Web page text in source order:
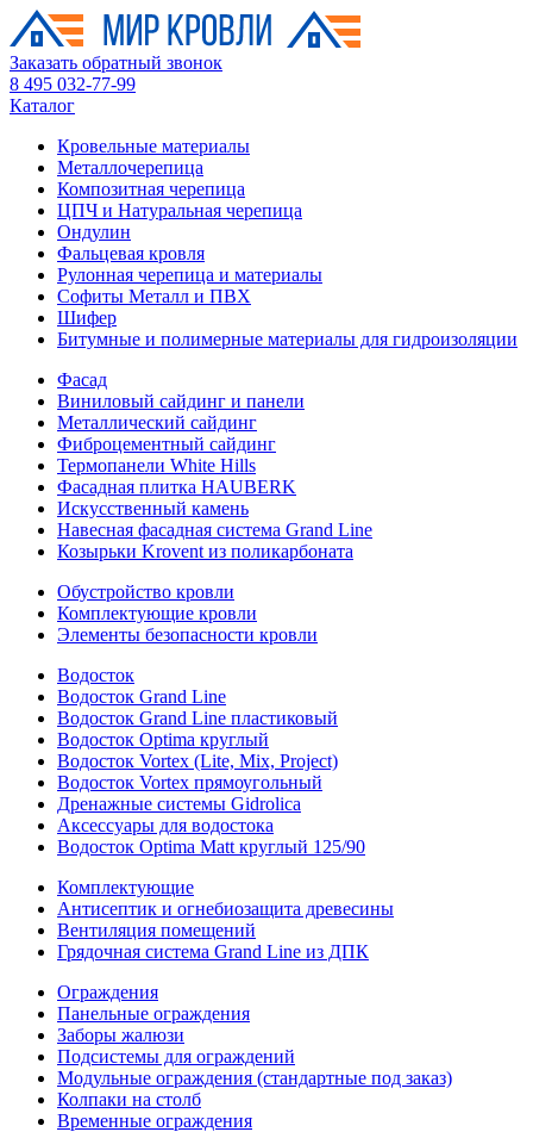
Заказать обратный звонок
8 495 032-77-99
Каталог
Кровельные материалы
Металлочерепица
Композитная черепица
ЦПЧ и Натуральная черепица
Ондулин
Фальцевая кровля
Рулонная черепица и материалы
Софиты Металл и ПВХ
Шифер
Битумные и полимерные материалы для гидроизоляции
Фасад
Виниловый сайдинг и панели
Металлический сайдинг
Фиброцементный сайдинг
Термопанели White Hills
Фасадная плитка HAUBERK
Искусственный камень
Навесная фасадная система Grand Line
Козырьки Krovent из поликарбоната
Обустройство кровли
Комплектующие кровли
Элементы безопасности кровли
Водосток
Водосток Grand Line
Водосток Grand Line пластиковый
Водосток Optima круглый
Водосток Vortex (Lite, Mix, Project)
Водосток Vortex прямоугольный
Дренажные системы Gidrolica
Аксессуары для водостока
Водосток Optima Matt круглый 125/90
Комплектующие
Антисептик и огнебиозащита древесины
Вентиляция помещений
Грядочная система Grand Line из ДПК
Ограждения
Панельные ограждения
Заборы жалюзи
Подсистемы для ограждений
Модульные ограждения (стандартные под заказ)
Колпаки на столб
Временные ограждения